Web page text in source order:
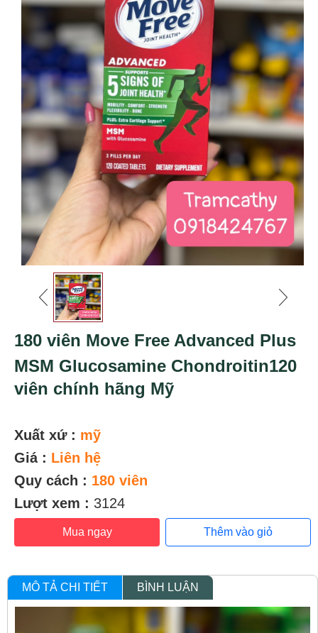
180 viên Move Free Advanced Plus
MSM Glucosamine Chondroitin120
viên chính hãng Mỹ
Xuất xứ : mỹ
Giá : Liên hệ
Quy cách : 180 viên
Lượt xem : 3124
Mua ngay Thêm vào giỏ
MÔ TẢ CHI TIẾT BÌNH LUẬN